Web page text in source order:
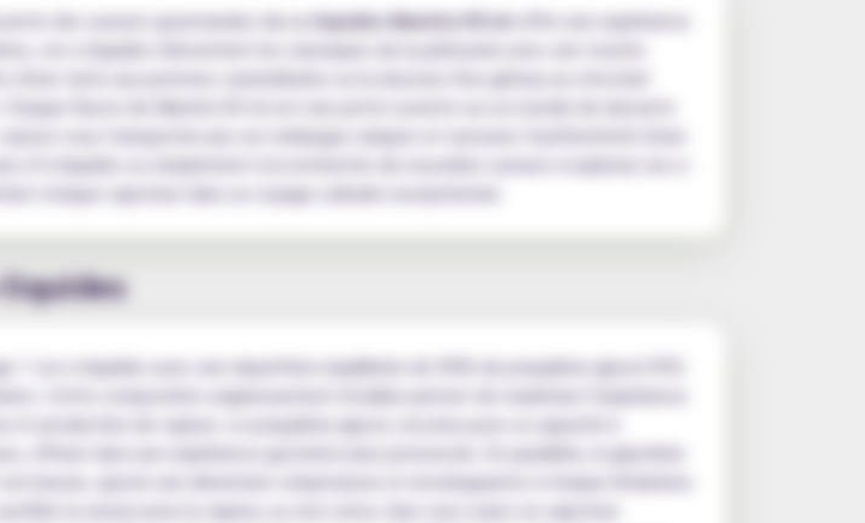
des saveurs gourmandes des e-liquides Mamita 50 ml offre une expérience
ces e-liquides réinventent les classiques de la pâtisserie avec une touche
tarte aux pommes caramélisées ou la douceur d'un gâteau au chocolat
flacon de Mamita 50 ml est une porte ouverte sur un monde de desserts
vous transporter par ces mélanges uniques et savourez l'authenticité d'une
d’e-liquides ou simplement à la recherche de nouvelles saveurs à explorer, les e-
chaque vapoteur dans un voyage culinaire exceptionnel.
Les e-liquides avec une répartition équilibrée de 50% de propylène glycol (PG)
Cette composition soigneusement étudiée permet de maximiser l'expérience
production de vapeur. Le propylène glycol, reconnu pour sa capacité à
offrant ainsi une expérience gustative plus prononcée. En parallèle, la glycérine
ajoute une dimension voluptueuse et enveloppante à chaque inhalation.
la saveur pour la vapeur, ou vice versa. Que vous soyez un vapoteur